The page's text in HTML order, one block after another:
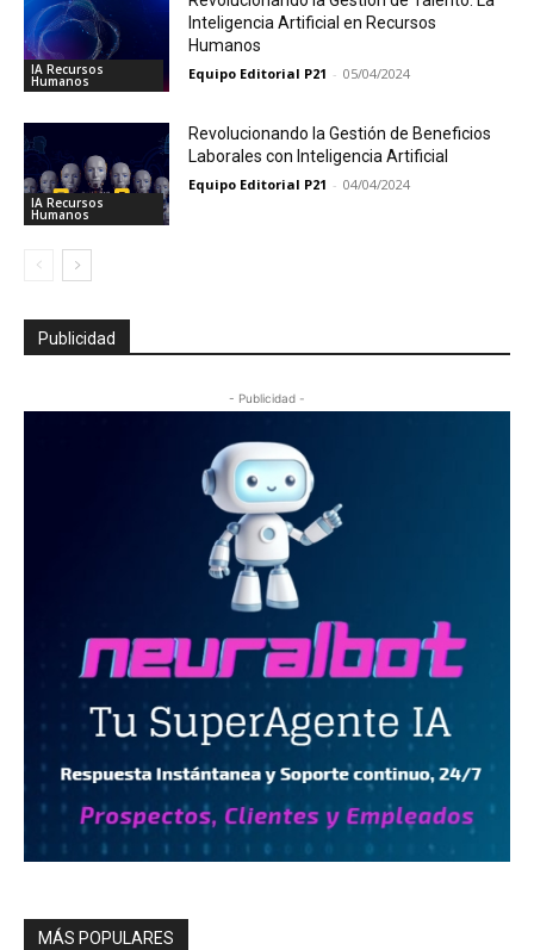
IA Recursos
Humanos
Inteligencia Artificial en Recursos
Humanos
Equipo Editorial P21 - 05/04/2024
IA Recursos
Humanos
Revolucionando la Gestión de Beneficios
Laborales con Inteligencia Artificial
Equipo Editorial P21 - 04/04/2024
Publicidad
- Publicidad -
MÁS POPULARES